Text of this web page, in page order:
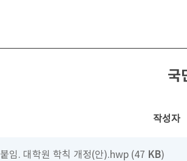
국
작성자
붙임. 대학원 학칙 개정(안).hwp (47 KB)